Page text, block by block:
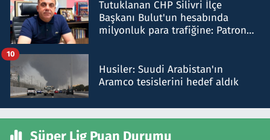
Tutuklanan CHP Silivri İlçe
Başkanı Bulut'un hesabında
milyonluk para trafiğine: Patron
Husiler: Suudi Arabistan'ın
Aramco tesislerini hedef aldık
10
Süper Lig Puan Durumu